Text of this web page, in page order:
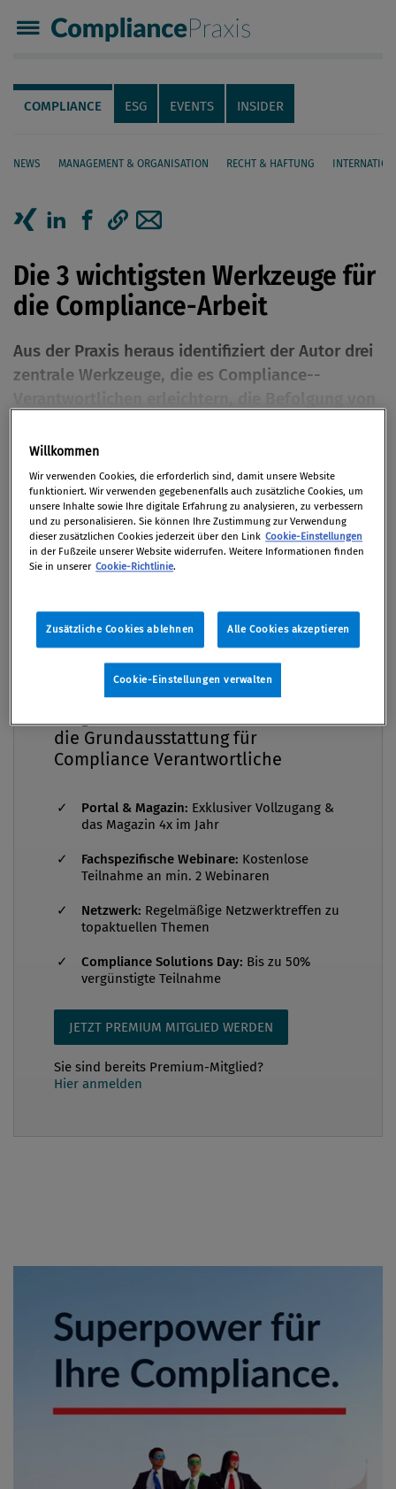
Compliance Praxis
Servicenavigation
Navigation
COMPLIANCE ESG EVENTS INSIDER
NEWS MANAGEMENT & ORGANISATION RECHT & HAFTUNG
Seiteninhalt
Die 3 wichtigsten Werkzeuge für
die ­Compliance-Arbeit
Aus der Praxis heraus identifiziert der Autor drei
zentrale Werkzeuge, die es Compliance-­
durchzusetzen. Vor allem die IT-gestützte
Compliance im Vertrieb bietet einen hohen
Mehrwert.
VonDr. Michael Stelzel
31. Mai 2022 / Erschienen in Compliance Praxis
Der Begriff Compliance bezieht sich praktisch auf
alle Geschäftsfelder und Rechtsgebiete, mit denen
kommen ethische und Firmenkulturnormen und
Erwartungshaltungen, die branchen- und
Compliance Officer trägt maßgeblich nicht nur
rechtliche Verantwortung im Unternehmen, sondern
ist ein unternehmerischer Sparring-Partner.
Persönliche Charakterstärke, fachliche Kompetenz,
Stressresistenz und insbesondere Diskretion,...
Compliance Praxis Premium
die Grundausstattung für
Compliance Verantwortliche
Portal & Magazin: Exklusiver Vollzugang &
das Magazin 4x im Jahr
Fachspezifische Webinare: Kostenlose
Teilnahme an min. 2 Webinaren
Netzwerk: Regelmäßige Netzwerktreffen zu
topaktuellen Themen
Compliance Solutions Day: Bis zu 50%
vergünstigte Teilnahme
JETZT PREMIUM MITGLIED WERDEN
Sie sind bereits Premium-Mitglied?
Hier anmelden
Willkommen
Wir verwenden Cookies, die erforderlich sind, damit unsere Website
funktioniert. Wir verwenden gegebenenfalls auch zusätzliche Cookies, um
unsere Inhalte sowie Ihre digitale Erfahrung zu analysieren, zu verbessern
und zu personalisieren. Sie können Ihre Zustimmung zur Verwendung
dieser zusätzlichen Cookies jederzeit über den Link Cookie-Einstellungen
in der Fußzeile unserer Website widerrufen. Weitere Informationen finden
Sie in unserer Cookie-Richtlinie.
Zusätzliche Cookies ablehnen Alle Cookies akzeptieren
Cookie-Einstellungen verwalten